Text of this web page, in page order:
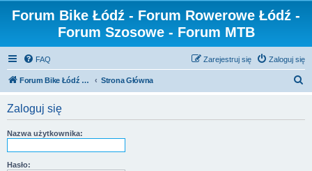
Forum Bike Łódź - Forum Rowerowe Łódź -
Forum Szosowe - Forum MTB
FAQ Zaloguj się
Zarejestruj się
Forum Bike Łódź - Forum Rowerowe Łódź - Forum Szosowe - Forum MTB Strona Główna
Zaloguj się
Nazwa użytkownika:
Hasło: